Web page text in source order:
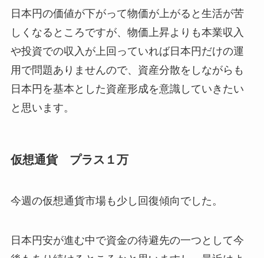
日本円の価値が下がって物価が上がると生活が苦
しくなるところですが、物価上昇よりも本業収入
や投資での収入が上回っていれば日本円だけの運
用で問題ありませんので、資産分散をしながらも
日本円を基本とした資産形成を意識していきたい
と思います。
仮想通貨 プラス１万
今週の仮想通貨市場も少し回復傾向でした。
日本円安が進む中で資金の待避先の一つとして今